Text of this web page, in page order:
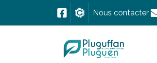
Nous contacter